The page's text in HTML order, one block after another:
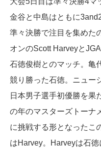
金谷と中島はともに
準々決勝で注目を集めた
オンのScott Harveyと
石徳俊樹とのマッチ。亀
競り勝った石徳。ニュー
日本男子選手初優勝を果
の年のマスターズトーナ
に挑戦する形となったこ
はHarvey。Harveyは石